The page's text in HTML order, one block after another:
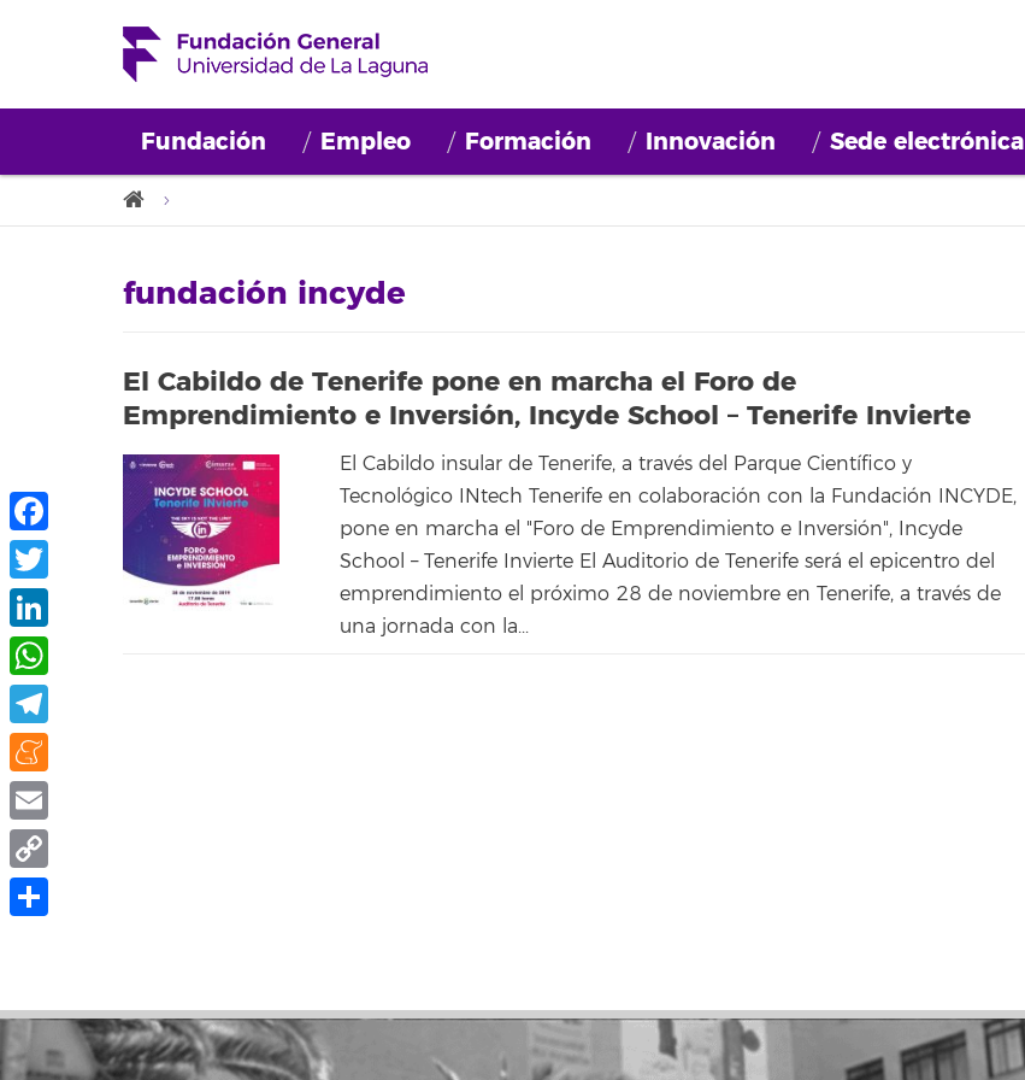
Fundación Empleo Formación Innovación Sede electrónica
fundación incyde
El Cabildo de Tenerife pone en marcha el Foro de
Emprendimiento e Inversión, Incyde School – Tenerife Invierte
El Cabildo insular de Tenerife, a través del Parque Científico y
Tecnológico INtech Tenerife en colaboración con la Fundación INCYDE,
pone en marcha el "Foro de Emprendimiento e Inversión", Incyde
School – Tenerife Invierte El Auditorio de Tenerife será el epicentro del
emprendimiento el próximo 28 de noviembre en Tenerife, a través de
una jornada con la...
Facebook
Twitter
LinkedIn
WhatsApp
Telegram
Meneame
Email
Copy